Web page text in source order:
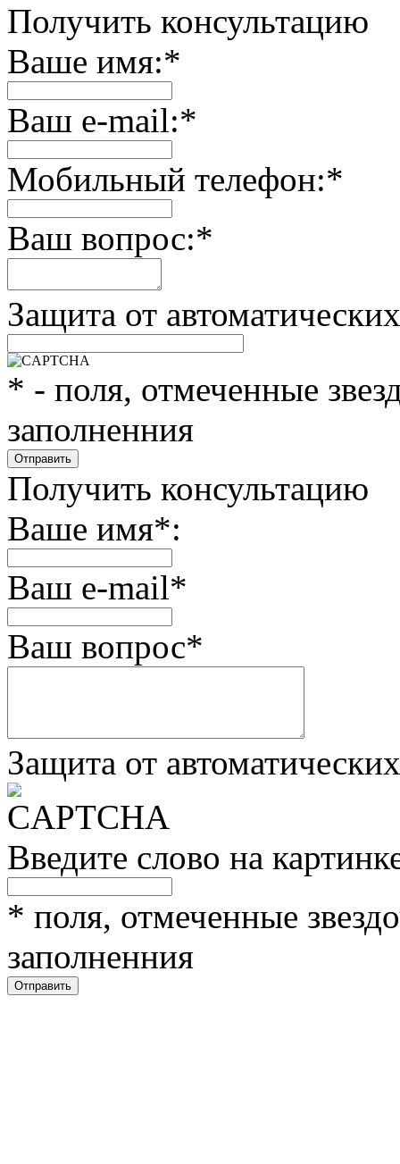
Получить консультацию
Ваше имя:*
Ваш e-mail:*
Мобильный телефон:*
Ваш вопрос:*
Защита от
* - поля, отмеченные
заполненния
Получить консультацию
Ваше имя*:
Ваш e-mail*
Ваш вопрос*
Защита от
Введите слово на
* поля, отмеченные
заполненния